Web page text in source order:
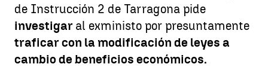
de Instrucción 2 de Tarragona pide
investigar al exministo por presuntamente
traficar con la modificación de leyes a
cambio de beneficios económicos.